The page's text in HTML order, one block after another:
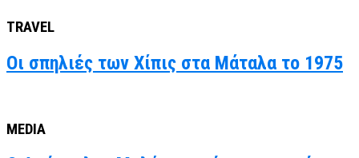
TRAVEL
Οι σπηλιές των Χίπις στα Μάταλα το 1975
MEDIA